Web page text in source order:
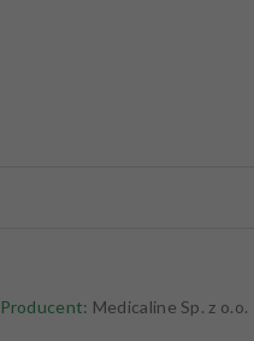
Producent: Medicaline Sp. z o.o.